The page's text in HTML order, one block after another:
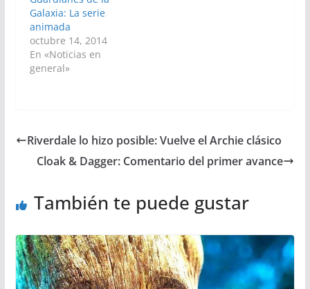
Galaxia: La serie
animada
octubre 14, 2014
En «Noticias en
general»
Riverdale lo hizo posible: Vuelve el Archie clásico
Cloak & Dagger: Comentario del primer avance
También te puede gustar